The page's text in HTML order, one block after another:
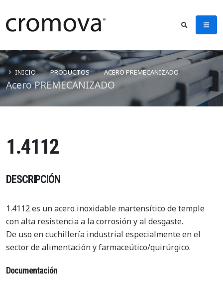
Acero PREMECANIZADO
INICIO PRODUCTOS ACERO PREMECANIZADO
1.4112
DESCRIPCIÓN
1.4112 es un acero inoxidable martensítico de temple
con alta resistencia a la corrosión y al desgaste.
De uso en cuchillería industrial especialmente en el
sector de alimentación y farmaceútico/quirúrgico.
Documentación